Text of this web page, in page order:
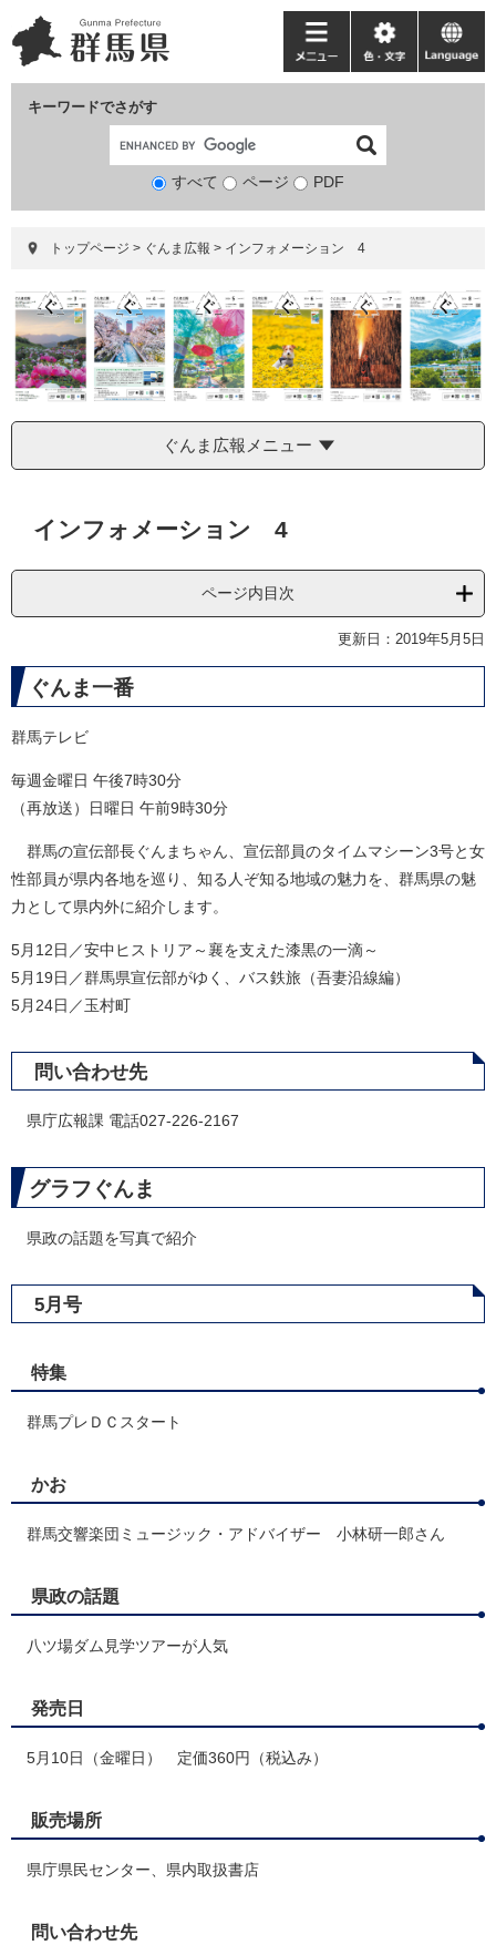
ー
ジ
ニ
ュ
て
キーワードでさがす
検
象
すべて ページ PDF
メ
ニ
ー
色・
文
language
トップページ > ぐんま広報 > インフォメーション 4
ぐんま広報メニュー
インフォメーション 4
ページ内目次
更新日：2019年5月5日
ぐんま一番
群馬テレビ
毎週金曜日 午後7時30分
（再放送）日曜日 午前9時30分
群馬の宣伝部長ぐんまちゃん、宣伝部員のタイムマシーン3号と女
性部員が県内各地を巡り、知る人ぞ知る地域の魅力を、群馬県の魅
力として県内外に紹介します。
5月12日／安中ヒストリア～襄を支えた漆黒の一滴～
5月19日／群馬県宣伝部がゆく、バス鉄旅（吾妻沿線編）
5月24日／玉村町
問い合わせ先
県庁広報課 電話027-226-2167
グラフぐんま
県政の話題を写真で紹介
5月号
特集
群馬プレＤＣスタート
かお
群馬交響楽団ミュージック・アドバイザー 小林研一郎さん
県政の話題
八ツ場ダム見学ツアーが人気
発売日
5月10日（金曜日） 定価360円（税込み）
販売場所
県庁県民センター、県内取扱書店
問い合わせ先